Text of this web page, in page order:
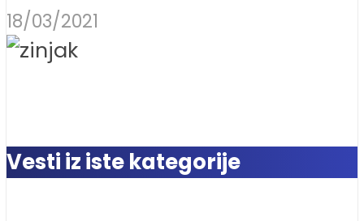
18/03/2021
Vesti iz iste kategorije